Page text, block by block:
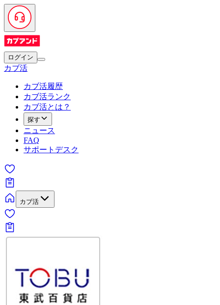
ログイン
カブ活
カブ活履歴
カブ活ランク
カブ活とは？
探す
ニュース
FAQ
サポートデスク
カブ活